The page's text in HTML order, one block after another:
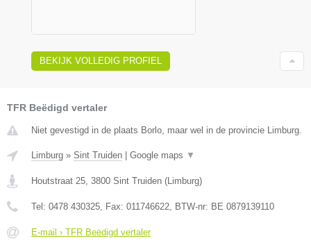
BEKIJK VOLLEDIG PROFIEL
TFR Beëdigd vertaler
Niet gevestigd in de plaats Borlo, maar wel in de provincie Limburg.
Limburg » Sint Truiden Google maps ▼
Houtstraat 25, 3800 Sint Truiden (Limburg)
Tel: 0478 430325, Fax: 011746622, BTW-nr: BE 0879139110
E-mail › TFR Beëdigd vertaler